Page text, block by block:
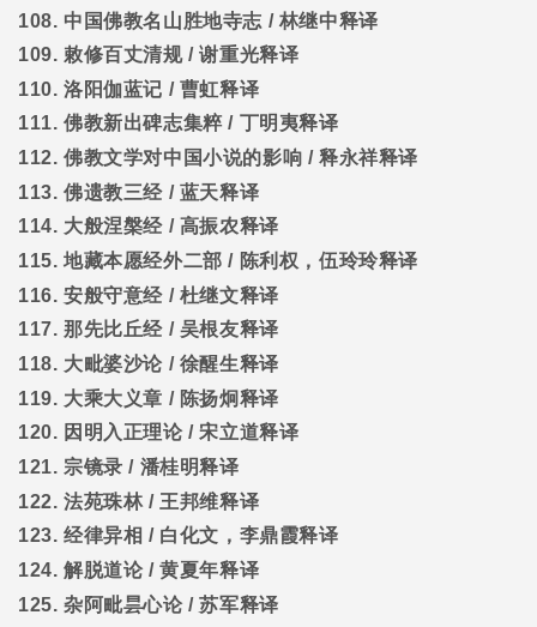
108. 中国佛教名山胜地寺志 / 林继中释译
109. 敕修百丈清规/谢重光释译
110. 洛阳伽蓝记 / 曹虹释译
111. 佛教新出碑志集粹/ 丁明夷释译
112. 佛教文学对中国小说的影响 /释永祥释译
113. 佛遗教三经 / 蓝天释译
114. 大般涅槃经 / 高振农释译
115. 地藏本愿经外二部 / 陈利权，伍玲玲释译
116. 安般守意经 / 杜继文释译
117. 那先比丘经 / 吴根友释译
118. 大毗婆沙论 / 徐醒生释译
119. 大乘大义章 / 陈扬炯释译
120. 因明入正理论/宋立道释译
121. 宗镜录 / 潘桂明释译
122. 法苑珠林/ 王邦维释译
123. 经律异相 / 白化文，李鼎霞释译
124. 解脱道论/黄夏年释译
125. 杂阿毗昙心论/苏军释译